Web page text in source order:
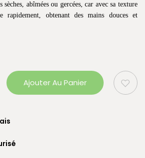
abîmées ou gercées, car avec sa texture
rapidement, obtenant des mains douces et
Ajouter Au Panier